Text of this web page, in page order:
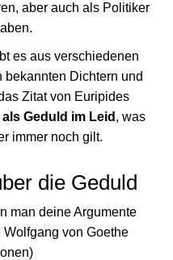
aber auch als Politiker
es aus verschiedenen
Dichtern und
Zitat von Euripides
Geduld im Leid , was
immer noch gilt.
die Geduld
man deine Argumente
von Goethe